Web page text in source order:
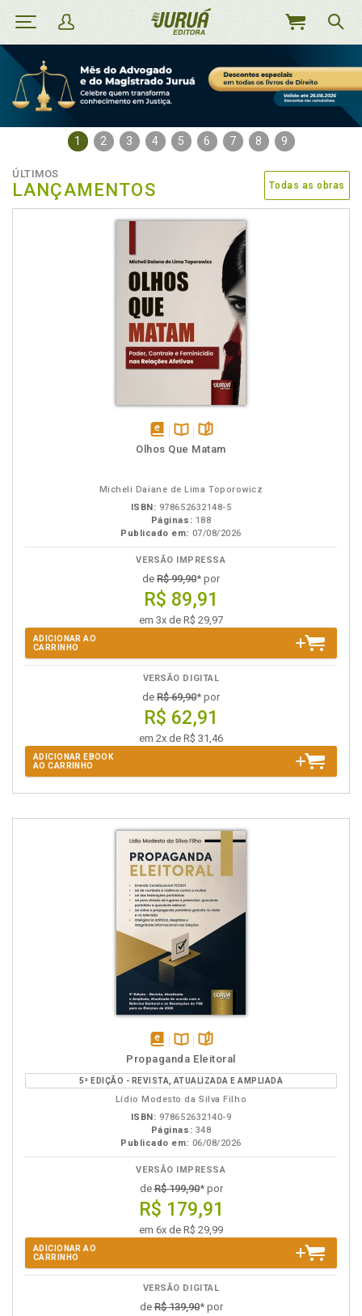
MEU
1 2 3 4 5 6 7 8 9
ÚLTIMOS
LANÇAMENTOS Todas as obras
disponívelDisponível
páginas
Olhos Que Matam
Micheli Daiane de Lima Toporowicz
ISBN: 978652632148-5
Páginas: 188
Publicado em: 07/08/2026
VERSÃO IMPRESSA
de R$ 99,90* por
R$ 89,91
em 3x de R$ 29,97
ADICIONAR AO
CARRINHO
VERSÃO DIGITAL
de R$ 69,90* por
R$ 62,91
em 2x de R$ 31,46
ADICIONAR EBOOK
AO CARRINHO
disponível
em
eBook
Disponível
na
B.V.
páginas
Propaganda Eleitoral
5ª EDIÇÃO - REVISTA, ATUALIZADA E AMPLIADA
Lídio Modesto da Silva Filho
ISBN: 978652632140-9
Páginas: 348
Publicado em: 06/08/2026
VERSÃO IMPRESSA
deR$ 199,90* por
R$ 179,91
em 6x de R$ 29,99
ADICIONAR AO
CARRINHO
VERSÃO DIGITAL
deR$ 139,90* por